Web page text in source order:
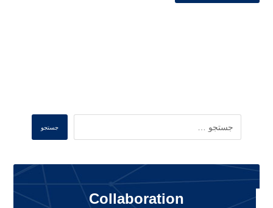
جستجو
Collaboration